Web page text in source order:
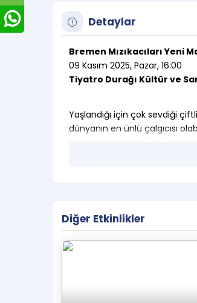
Detaylar
Bremen Mızıkacıları Yeni
09 Kasım 2025, Pazar, 16:00
Tiyatro Durağı Kültür ve
Yaşlandığı için çok sevdiği
dünyanın en ünlü çalgıcısı
Tiyatro Durağı yorumuyla,
Salona velisiz çocuk
salonda olmalıdır.
Diğer Etkinlikler